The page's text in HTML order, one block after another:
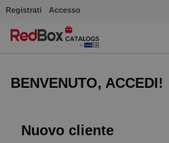
Registrati Accesso
BENVENUTO, ACCEDI!
Nuovo cliente